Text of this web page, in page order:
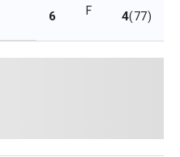
6 F 4(77)